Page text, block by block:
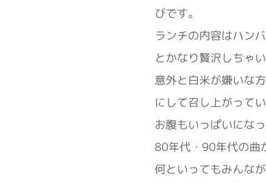
びです。
ランチの内容はハン
とかなり贅沢しちゃ
意外と白米が嫌いな
にして召し上がって
お腹もいっぱいにな
80年代・90年代の曲
何といってもみんな